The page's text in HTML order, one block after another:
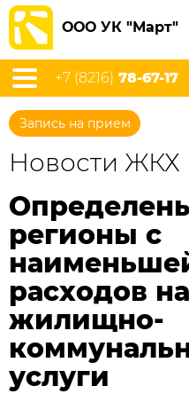
ООО УК "Март"
+7 (8216) 78-67-17
Запись на прием
Новости ЖКХ
регионы с
расходов на
жилищно-
услуги